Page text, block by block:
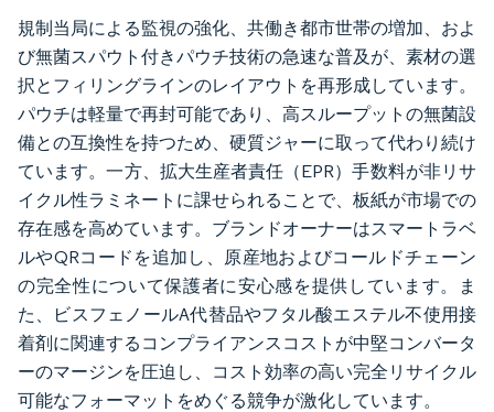
規制当局による監視の強化、共働き都市世帯の増加、およ
び無菌スパウト付きパウチ技術の急速な普及が、素材の選
択とフィリングラインのレイアウトを再形成しています。
パウチは軽量で再封可能であり、高スループットの無菌設
備との互換性を持つため、硬質ジャーに取って代わり続け
ています。一方、拡大生産者責任（EPR）手数料が非リサ
イクル性ラミネートに課せられることで、板紙が市場での
存在感を高めています。ブランドオーナーはスマートラベ
ルやQRコードを追加し、原産地およびコールドチェーン
の完全性について保護者に安心感を提供しています。ま
た、ビスフェノールA代替品やフタル酸エステル不使用接
着剤に関連するコンプライアンスコストが中堅コンバータ
ーのマージンを圧迫し、コスト効率の高い完全リサイクル
可能なフォーマットをめぐる競争が激化しています。